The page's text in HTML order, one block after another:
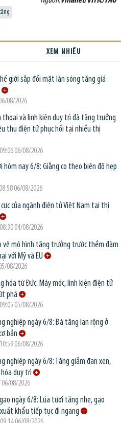
XEM NHIỀU
giới sắp đối mặt làn sóng tăng giá
08/2026
thoại và linh kiện duy trì đà tăng trưởng
thụ điện tử phục hồi tại nhiều thị
06/08/2026
hôm nay 6/8: Giằng co theo biên độ hẹp
06/08/2026
của ngành điện tử Việt Nam tại thị
04/08/2026
vệ mô hình tăng trưởng trước thềm đàm
với Mỹ và EU
08/2026
hóa từ Đức: Máy móc, linh kiện điện tử
phá
05/08/2026
nghiệp ngày 6/8: Đà tăng lan rộng ở
bản
06/08/2026
nghiệp ngày 6/8: Tăng giảm đan xen,
duy trì
06/08/2026
ngày 6/8: Lúa tươi tăng nhẹ, gạo
khẩu tiếp tục đi ngang